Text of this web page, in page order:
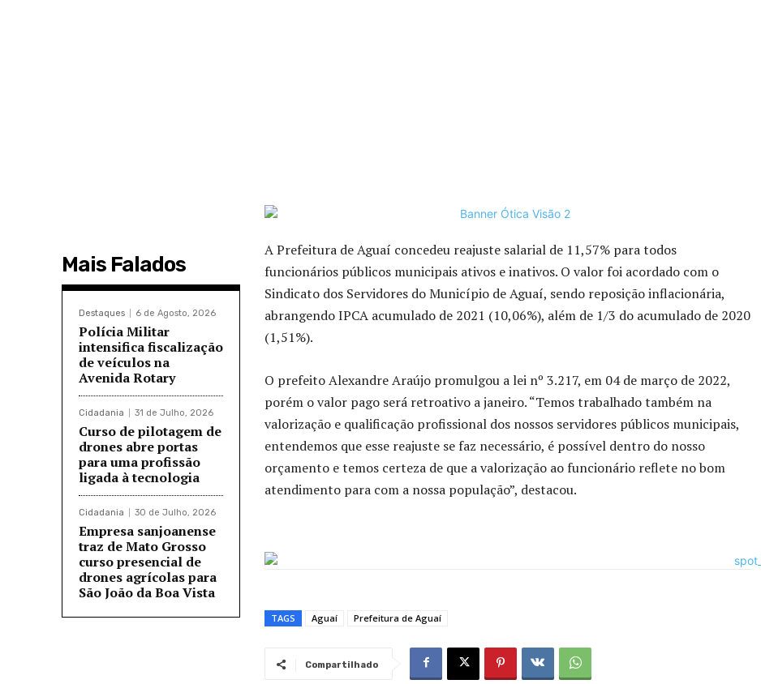
Mais Falados
Destaques 6 de Agosto, 2026
Polícia Militar
intensifica fiscalização
de veículos na
Avenida Rotary
Cidadania 31 de Julho, 2026
Curso de pilotagem de
drones abre portas
para uma profissão
ligada à tecnologia
Cidadania 30 de Julho, 2026
Empresa sanjoanense
traz de Mato Grosso
curso presencial de
drones agrícolas para
São João da Boa Vista
A Prefeitura de Aguaí concedeu reajuste salarial de 11,57% para todos
funcionários públicos municipais ativos e inativos. O valor foi acordado com o
Sindicato dos Servidores do Município de Aguaí, sendo reposição inflacionária,
abrangendo IPCA acumulado de 2021 (10,06%), além de 1/3 do acumulado de 2020
(1,51%).
O prefeito Alexandre Araújo promulgou a lei nº 3.217, em 04 de março de 2022,
porém o valor pago será retroativo a janeiro. “Temos trabalhado também na
valorização e qualificação profissional dos nossos servidores públicos municipais,
entendemos que esse reajuste se faz necessário, é possível dentro do nosso
orçamento e temos certeza de que a valorização ao funcionário reflete no bom
atendimento para com a nossa população”, destacou.
TAGS Aguaí Prefeitura de Aguaí
Compartilhado